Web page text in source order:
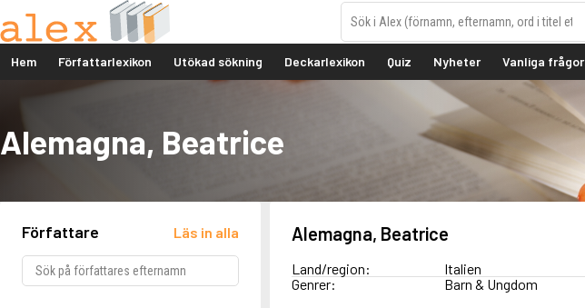
Hem Författarlexikon Utökad sökning Deckarlexikon Quiz Nyheter Vanliga frågor
Alemagna, Beatrice
Författare Läs in alla Alemagna, Beatrice
Land/region:
Italien
Genrer:
Barn & Ungdom